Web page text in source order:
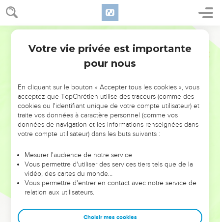
NE MANQUEZ PAS L’ÉVÉNEMENT
DE L’ANNÉE !
ET SI LEURS ERREURS POUVAIENT VOUS ÉVITER LES
VOTRES ?
leur foi ou leur vision. Mais on voit moins les doutes, les erreurs
et les saisons difficiles qu'ils ont traversés, alors même que ce
sont elles qui les ont façonnés.
Dans cette conférence, leaders, entrepreneurs, et responsables
clés pour avancer avec plus de sagesse afin que leurs erreurs
Votre vie privée est importante
pour nous
En cliquant sur le bouton « Accepter tous les cookies », vous
acceptez que TopChrétien utilise des traceurs (comme des
cookies ou l'identifiant unique de votre compte utilisateur) et
traite vos données à caractère personnel (comme vos
données de navigation et les informations renseignées dans
votre compte utilisateur) dans les buts suivants :
Mesurer l'audience de notre service
Vous permettre d'utiliser des services tiers tels que de la
vidéo, des cartes du monde…
Vous permettre d'entrer en contact avec notre service de
relation aux utilisateurs.
Choisir mes cookies